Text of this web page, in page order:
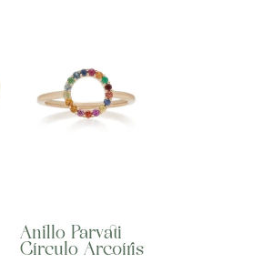
Anillo Parvati
Círculo Arcoíris